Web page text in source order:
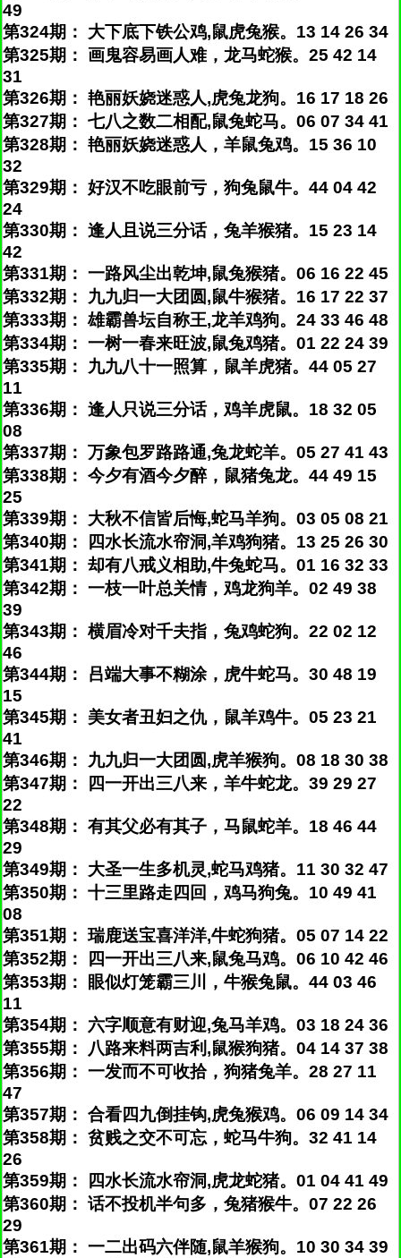
49
第324期： 大下底下铁公鸡,鼠虎兔猴。13 14 26 34
第325期： 画鬼容易画人难，龙马蛇猴。25 42 14
31
第326期： 艳丽妖娆迷惑人,虎兔龙狗。16 17 18 26
第327期： 七八之数二相配,鼠兔蛇马。06 07 34 41
第328期： 艳丽妖娆迷惑人，羊鼠兔鸡。15 36 10
32
第329期： 好汉不吃眼前亏，狗兔鼠牛。44 04 42
24
第330期： 逢人且说三分话，兔羊猴猪。15 23 14
42
第331期： 一路风尘出乾坤,鼠兔猴猪。06 16 22 45
第332期： 九九归一大团圆,鼠牛猴猪。16 17 22 37
第333期： 雄霸兽坛自称王,龙羊鸡狗。24 33 46 48
第334期： 一树一春来旺波,鼠兔鸡猪。01 22 24 39
第335期： 九九八十一照算，鼠羊虎猪。44 05 27
11
第336期： 逢人只说三分话，鸡羊虎鼠。18 32 05
08
第337期： 万象包罗路路通,兔龙蛇羊。05 27 41 43
第338期： 今夕有酒今夕醉，鼠猪兔龙。44 49 15
25
第339期： 大秋不信皆后悔,蛇马羊狗。03 05 08 21
第340期： 四水长流水帘洞,羊鸡狗猪。13 25 26 30
第341期： 却有八戒义相助,牛兔蛇马。01 16 32 33
第342期： 一枝一叶总关情，鸡龙狗羊。02 49 38
39
第343期： 横眉冷对千夫指，兔鸡蛇狗。22 02 12
46
第344期： 吕端大事不糊涂，虎牛蛇马。30 48 19
15
第345期： 美女者丑妇之仇，鼠羊鸡牛。05 23 21
41
第346期： 九九归一大团圆,虎羊猴狗。08 18 30 38
第347期： 四一开出三八来，羊牛蛇龙。39 29 27
22
第348期： 有其父必有其子，马鼠蛇羊。18 46 44
29
第349期： 大圣一生多机灵,蛇马鸡猪。11 30 32 47
第350期： 十三里路走四回，鸡马狗兔。10 49 41
08
第351期： 瑞鹿送宝喜洋洋,牛蛇狗猪。05 07 14 22
第352期： 四一开出三八来,鼠兔马鸡。06 10 42 46
第353期： 眼似灯笼霸三川，牛猴兔鼠。44 03 46
11
第354期： 六字顺意有财迎,兔马羊鸡。03 18 24 36
第355期： 八路来料两吉利,鼠猴狗猪。04 14 37 38
第356期： 一发而不可收拾，狗猪兔羊。28 27 11
47
第357期： 合看四九倒挂钩,虎兔猴鸡。06 09 14 34
第358期： 贫贱之交不可忘，蛇马牛狗。32 41 14
26
第359期： 四水长流水帘洞,虎龙蛇猪。01 04 41 49
第360期： 话不投机半句多，兔猪猴牛。07 22 26
29
第361期： 一二出码六伴随,鼠羊猴狗。10 30 34 39